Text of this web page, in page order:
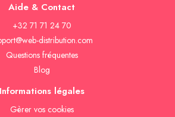
Aide & Contact
+32 71 71 24 70
distribution.com
Questions fréquentes
Blog
Informations légales
Gèrer vos cookies